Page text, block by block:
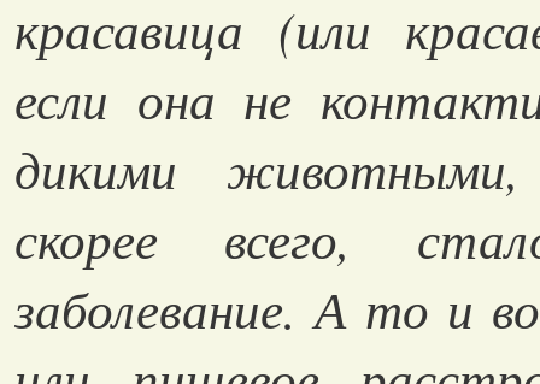
красавица (или
если она не
дикими
скорее всего,
заболевание. А то и